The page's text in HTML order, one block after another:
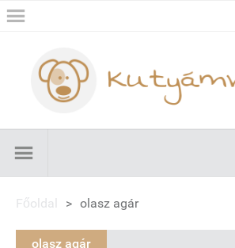
Főoldal > olasz agár
olasz agár